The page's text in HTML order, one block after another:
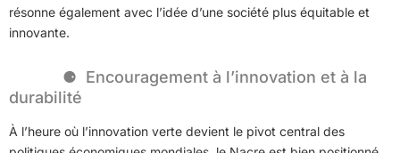
résonne également avec l’idée d’une société plus équitable et
innovante.
Encouragement à l’innovation et à la
durabilité
À l’heure où l’innovation verte devient le pivot central des